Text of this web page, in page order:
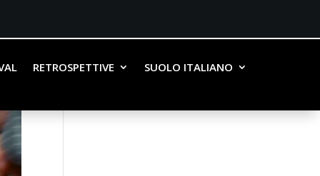
RETROSPETTIVE SUOLO ITALIANO